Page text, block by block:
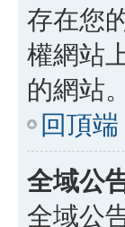
存在您
權網站
的網站
回頂端
全域公
全域公